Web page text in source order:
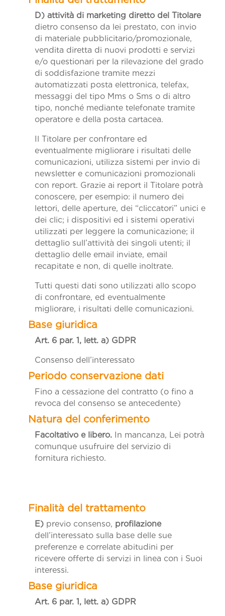
D) attività di marketing diretto del Titolare
dietro consenso da lei prestato, con invio
di materiale pubblicitario/promozionale,
vendita diretta di nuovi prodotti e servizi
e/o questionari per la rilevazione del grado
di soddisfazione tramite mezzi
automatizzati posta elettronica, telefax,
messaggi del tipo Mms o Sms o di altro
tipo, nonché mediante telefonate tramite
operatore e della posta cartacea.
Il Titolare per confrontare ed
eventualmente migliorare i risultati delle
comunicazioni, utilizza sistemi per invio di
newsletter e comunicazioni promozionali
con report. Grazie ai report il Titolare potrà
conoscere, per esempio: il numero dei
lettori, delle aperture, dei “cliccatori” unici e
dei clic; i dispositivi ed i sistemi operativi
utilizzati per leggere la comunicazione; il
dettaglio sull’attività dei singoli utenti; il
dettaglio delle email inviate, email
recapitate e non, di quelle inoltrate.
Tutti questi dati sono utilizzati allo scopo
di confrontare, ed eventualmente
migliorare, i risultati delle comunicazioni.
Art. 6 par. 1, lett. a) GDPR
Consenso dell’interessato
Fino a cessazione del contratto (o fino a
revoca del consenso se antecedente)
Facoltativo e libero. In mancanza, Lei potrà
comunque usufruire del servizio di
fornitura richiesto.
E)previo consenso, profilazione
dell’interessato sulla base delle sue
preferenze e correlate abitudini per
ricevere offerte di servizi in linea con i Suoi
interessi.
Art. 6 par. 1, lett. a) GDPR